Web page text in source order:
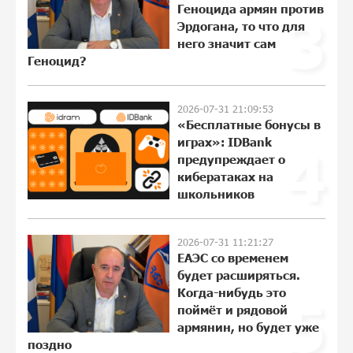
Пашинян ты упустил свой шанс уйти
спокойно. Аршак Карапетян
Обновленный Центр продаж и
обслуживания Ucom открылся по
адресу ул. Шаумяна, 24/2 в Арарате
12:03:54 28-07-2026
Никогда Нагорный Карабах не был в
составе независимого Азербайджана.
Аршак Карапетян
Бывший премьер-министр Словакии
обратился к президенту страны с
3
Геноцида армян против
Эрдогана, то что для
него значит сам
Геноцид?
2026-07-31 21:09:53
«Бесплатные бонусы в
играх»: IDBank
предупреждает о
кибератаках на
школьников
5
2026-07-31 11:21:27
ЕАЭС со временем
будет расширяться.
Когда-нибудь это
поймёт и рядовой
армянин, но будет уже
поздно